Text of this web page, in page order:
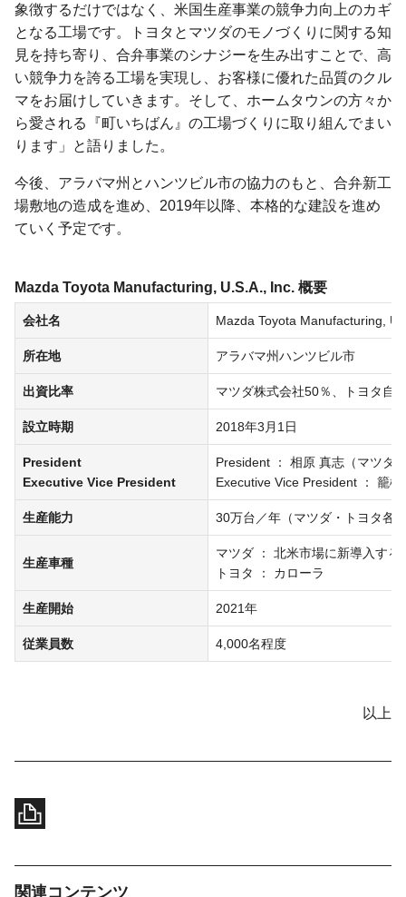
象徴するだけではなく、米国生産事業の競争力向上のカギ
となる工場です。トヨタとマツダのモノづくりに関する知
見を持ち寄り、合弁事業のシナジーを生み出すことで、高
い競争力を誇る工場を実現し、お客様に優れた品質のクル
マをお届けしていきます。そして、ホームタウンの方々か
ら愛される『町いちばん』の工場づくりに取り組んでまい
ります」と語りました。
今後、アラバマ州とハンツビル市の協力のもと、合弁新工
場敷地の造成を進め、2019年以降、本格的な建設を進め
ていく予定です。
Mazda Toyota Manufacturing, U.S.A., Inc. 概要
会社名 Mazda Toyota Manufacturing,
所在地 アラバマ州ハンツビル市
出資比率 マツダ株式会社50％、トヨタ自
設立時期 2018年3月1日
President
Executive Vice President
President
相原 真志（マツダ
Executive Vice President
籠橋
生産能力 30万台／年（マツダ・トヨタ各
生産車種
マツダ
北米市場に新導入する
トヨタ
カローラ
生産開始 2021年
従業員数 4,000名程度
以上
関連コンテンツ